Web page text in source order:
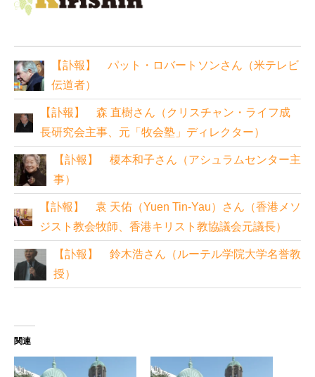
【訃報】 パット・ロバートソンさん（米テレビ
伝道者）
【訃報】 森 直樹さん（クリスチャン・ライフ成
長研究会主事、元「牧会塾」ディレクター）
【訃報】 榎本和子さん（アシュラムセンター主
事）
【訃報】 袁 天佑（Yuen Tin-Yau）さん（香港メソ
ジスト教会牧師、香港キリスト教協議会元議長）
【訃報】 鈴木浩さん（ルーテル学院大学名誉教
授）
関連